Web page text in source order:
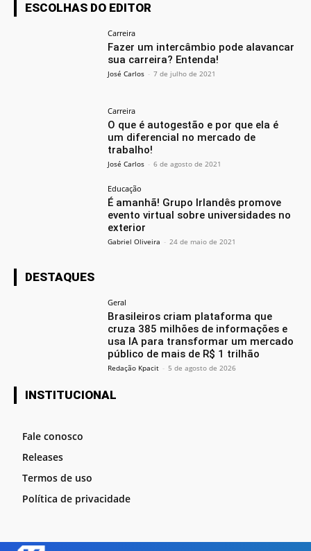
ESCOLHAS DO EDITOR
Carreira
Fazer um intercâmbio pode alavancar
sua carreira? Entenda!
José Carlos - 7 de julho de 2021
Carreira
O que é autogestão e por que ela é
um diferencial no mercado de
trabalho!
José Carlos - 6 de agosto de 2021
Educação
É amanhã! Grupo Irlandês promove
evento virtual sobre universidades no
exterior
Gabriel Oliveira - 24 de maio de 2021
DESTAQUES
Geral
Brasileiros criam plataforma que
cruza 385 milhões de informações e
usa IA para transformar um mercado
público de mais de R$ 1 trilhão
Redação Kpacit - 5 de agosto de 2026
INSTITUCIONAL
Fale conosco
Releases
Termos de uso
Política de privacidade